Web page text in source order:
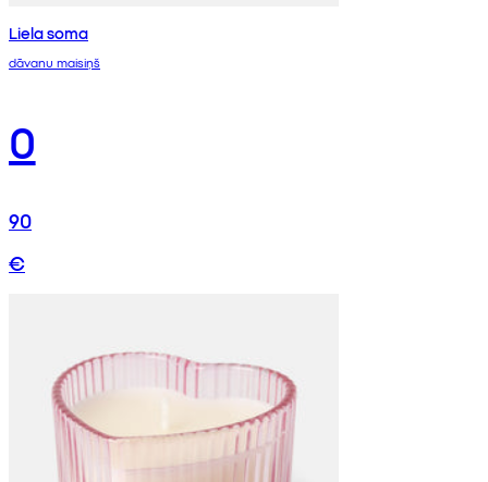
Liela soma
dāvanu maisiņš
0
90
€